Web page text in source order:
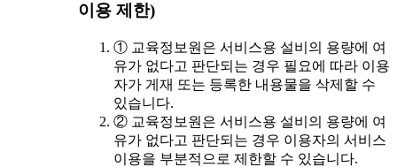
이용 제한)
① 교육정보원은 서비스용 설비의 용량에 여
유가 없다고 판단되는 경우 필요에 따라 이용
자가 게재 또는 등록한 내용물을 삭제할 수
있습니다.
② 교육정보원은 서비스용 설비의 용량에 여
유가 없다고 판단되는 경우 이용자의 서비스
이용을 부분적으로 제한할 수 있습니다.